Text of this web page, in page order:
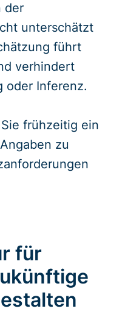
der
unterschätzt
führt
verhindert
oder Inferenz.
frühzeitig ein
zu
für